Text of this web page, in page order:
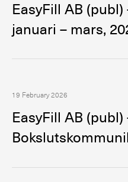
EasyFill AB
januari – mars,
19 February 2026
EasyFill AB (publ)